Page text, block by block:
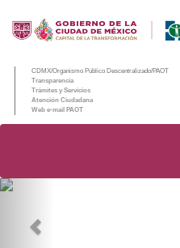
CDMX/Organismo Público Descentralizado/PAOT
Transparencia
Trámites y Servicios
Atención Ciudadana
Web e-mail PAOT